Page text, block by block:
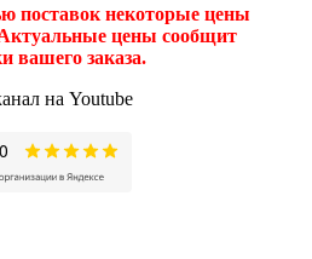
поставок некоторые цены
цены сообщит
вашего заказа.
на Youtube